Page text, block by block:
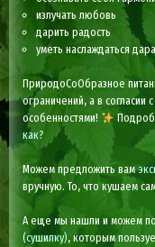
излучать любовь
дарить радость
уметь наслаждаться
ПриродоСоОбразное
ограничений, а в
особенностями!
как?
Можем предложить вам
вручную. То, что кушаем
А еще мы нашли и можем
(сушилку), которым